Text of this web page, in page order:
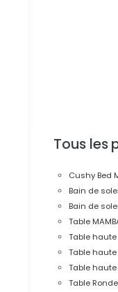
Tous les
Cushy Bed
Bain de
Bain de
Table
Table haute
Table haute
Table haute
Table Ronde